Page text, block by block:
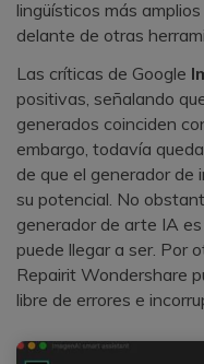
lingüísticos más
delante de otras
󠀰Las críticas de Google
positivas, señalando
generados coinciden
embargo, todavía
de que el generador de
su potencial.󠀲󠀡󠀠󠀦󠀣󠀩󠀢󠀨󠀢󠀳󠀰 No
generador de arte IA
puede llegar a ser.󠀲󠀡󠀠󠀦󠀣󠀩󠀢󠀨󠀣󠀳󠀰 Por
Repairit Wondershare
libre de errores e